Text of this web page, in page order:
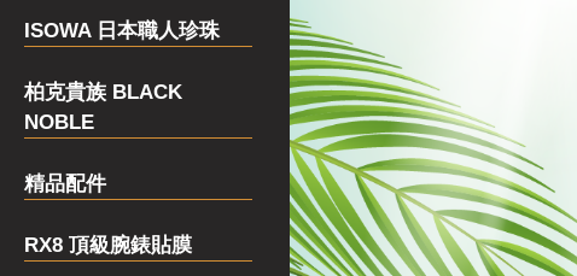
ISOWA 日本職人珍珠
柏克貴族 BLACK
NOBLE
精品配件
RX8 頂級腕錶貼膜